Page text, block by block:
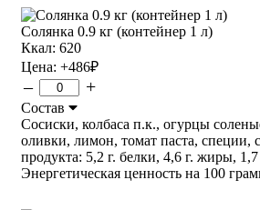
Солянка 0.9 кг (контейнер 1 л)
Ккал: 620
Цена: +486₽
– +
Состав
Сосиски, колбаса п.к., огурцы
оливки, лимон, томат паста, специи,
продукта: 5,2 г. белки, 4,6 г. жиры, 1,7
Энергетическая ценность на 100